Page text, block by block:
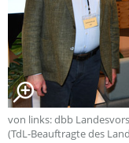
von links: dbb
(TdL-Beauftragte des